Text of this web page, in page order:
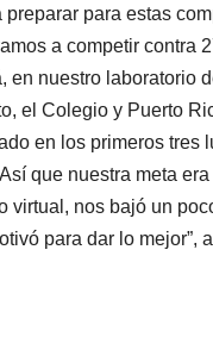
preparar para estas
a competir
en nuestro laboratorio
el Colegio y Puerto
en los primeros
que nuestra meta
virtual, nos bajó un
para dar lo